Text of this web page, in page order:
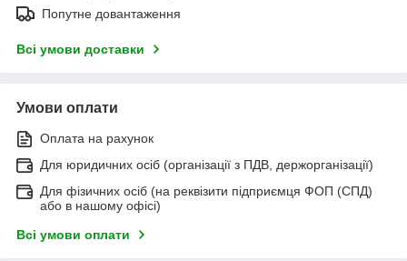
Попутне довантаження
Всі умови доставки
Умови оплати
Оплата на рахунок
Для юридичних осіб (організації з ПДВ, держорганізації)
Для фізичних осіб (на реквізити підприємця ФОП (СПД)
або в нашому офісі)
Всі умови оплати